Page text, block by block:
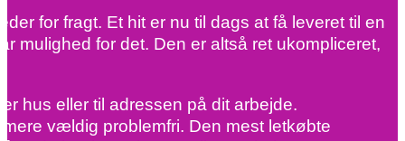
for fragt. Et hit er nu til dags at få leveret til en
mulighed for det. Den er altså ret ukompliceret,
hus eller til adressen på dit arbejde.
vældig problemfri. Den mest letkøbte